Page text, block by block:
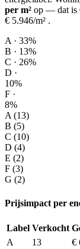
per m² op — dat is
€ 5.946/m² .
A · 33%
B · 13%
C · 26%
D ·
10%
F ·
8%
A (13)
B (5)
C (10)
D (4)
E (2)
F (3)
G (2)
Prijsimpact per
Label Verkocht
A
13 €